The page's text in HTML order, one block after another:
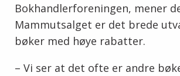
Bokhandlerforeningen, mener
Mammutsalget er det brede
bøker med høye rabatter.
– Vi ser at det ofte er andre